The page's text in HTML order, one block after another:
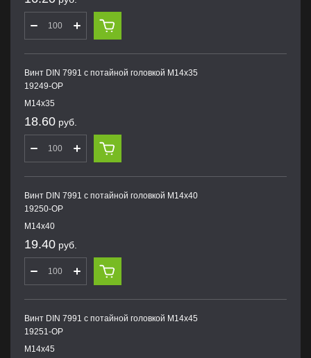
Винт DIN 7991 с потайной головкой M14х35
19249-OP
M14х35
18.60 руб.
Винт DIN 7991 с потайной головкой M14х40
19250-OP
M14х40
19.40 руб.
Винт DIN 7991 с потайной головкой M14х45
19251-OP
M14х45